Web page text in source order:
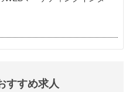
すすめ求人